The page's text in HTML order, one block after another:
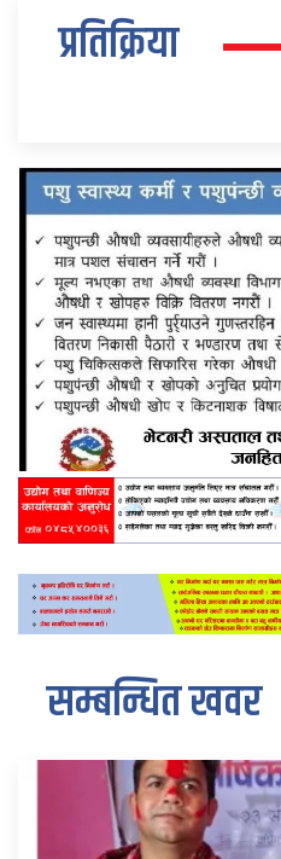
प्रतिक्रिया
सम्बन्धित खवर